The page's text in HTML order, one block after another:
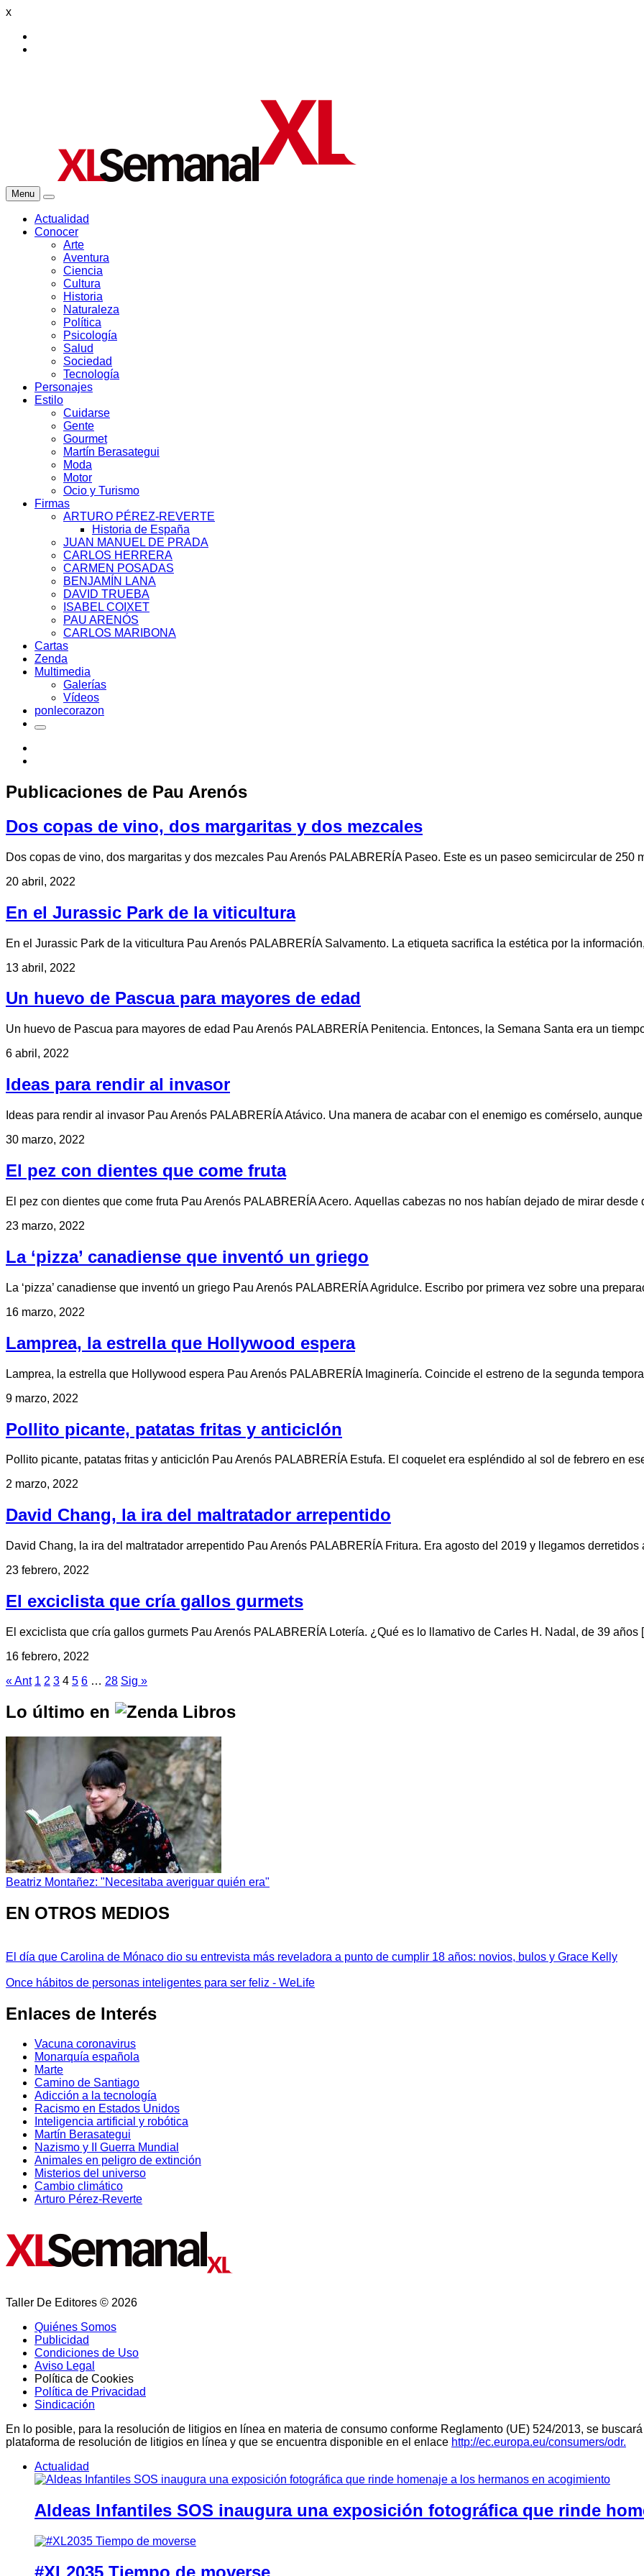
x
Menu
Actualidad
Conocer
Arte
Aventura
Ciencia
Cultura
Historia
Naturaleza
Política
Psicología
Salud
Sociedad
Tecnología
Personajes
Estilo
Cuidarse
Gente
Gourmet
Martín Berasategui
Moda
Motor
Ocio y Turismo
Firmas
ARTURO PÉREZ-REVERTE
Historia de España
JUAN MANUEL DE PRADA
CARLOS HERRERA
CARMEN POSADAS
BENJAMÍN LANA
DAVID TRUEBA
ISABEL COIXET
PAU ARENÓS
CARLOS MARIBONA
Cartas
Zenda
Multimedia
Galerías
Vídeos
ponlecorazon
Publicaciones de Pau Arenós
Dos copas de vino, dos margaritas y dos mezcales
Dos copas de vino, dos margaritas y dos mezcales Pau Arenós PALABRERÍA Paseo. Este es un paseo semicircular de 250
20 abril, 2022
En el Jurassic Park de la viticultura
En el Jurassic Park de la viticultura Pau Arenós PALABRERÍA Salvamento. La etiqueta sacrifica la estética por la
13 abril, 2022
Un huevo de Pascua para mayores de edad
Un huevo de Pascua para mayores de edad Pau Arenós PALABRERÍA Penitencia. Entonces, la Semana Santa era un
6 abril, 2022
Ideas para rendir al invasor
Ideas para rendir al invasor Pau Arenós PALABRERÍA Atávico. Una manera de acabar con el enemigo es comérselo,
30 marzo, 2022
El pez con dientes que come fruta
El pez con dientes que come fruta Pau Arenós PALABRERÍA Acero. Aquellas cabezas no nos habían dejado de mirar desde
23 marzo, 2022
La ‘pizza’ canadiense que inventó un griego
La ‘pizza’ canadiense que inventó un griego Pau Arenós PALABRERÍA Agridulce. Escribo por primera vez sobre una
16 marzo, 2022
Lamprea, la estrella que Hollywood espera
Lamprea, la estrella que Hollywood espera Pau Arenós PALABRERÍA Imaginería. Coincide el estreno de la segunda
9 marzo, 2022
Pollito picante, patatas fritas y anticiclón
Pollito picante, patatas fritas y anticiclón Pau Arenós PALABRERÍA Estufa. El coquelet era espléndido al sol de febrero en
2 marzo, 2022
David Chang, la ira del maltratador arrepentido
David Chang, la ira del maltratador arrepentido Pau Arenós PALABRERÍA Fritura. Era agosto del 2019 y llegamos
23 febrero, 2022
El exciclista que cría gallos gurmets
El exciclista que cría gallos gurmets Pau Arenós PALABRERÍA Lotería. ¿Qué es lo llamativo de Carles H. Nadal, de 39 años
16 febrero, 2022
« Ant 1 2 3 4 5 6 … 28 Sig »
Lo último en
Beatriz Montañez: "Necesitaba averiguar quién era"
EN OTROS MEDIOS
El día que Carolina de Mónaco dio su entrevista más reveladora a punto de cumplir 18 años: novios, bulos y Grace Kelly
Once hábitos de personas inteligentes para ser feliz - WeLife
Enlaces de Interés
Vacuna coronavirus
Monarquía española
Marte
Camino de Santiago
Adicción a la tecnología
Racismo en Estados Unidos
Inteligencia artificial y robótica
Martín Berasategui
Nazismo y II Guerra Mundial
Animales en peligro de extinción
Misterios del universo
Cambio climático
Arturo Pérez-Reverte
Taller De Editores © 2026
Quiénes Somos
Publicidad
Condiciones de Uso
Aviso Legal
Política de Cookies
Política de Privacidad
Sindicación
En lo posible, para la resolución de litigios en línea en materia de consumo conforme Reglamento (UE) 524/2013, se
plataforma de resolución de litigios en línea y que se encuentra disponible en el enlace http://ec.europa.eu/consumers/odr.
Actualidad
Aldeas Infantiles SOS inaugura una exposición fotográfica que rinde